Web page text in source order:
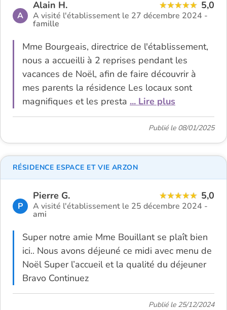
A
Alain H. 5,0
A visité l'établissement le 27 décembre 2024 -
famille
Mme Bourgeais, directrice de l'établissement,
nous a accueilli à 2 reprises pendant les
vacances de Noël, afin de faire découvrir à
mes parents la résidence Les locaux sont
magnifiques et les presta ... Lire plus
Publié le 08/01/2025
P
Pierre G. 5,0
A visité l'établissement le 25 décembre 2024 -
ami
Super notre amie Mme Bouillant se plaît bien
ici.. Nous avons déjeuné ce midi avec menu de
Noël Super l’accueil et la qualité du déjeuner
Bravo Continuez
RÉSIDENCE ESPACE ET VIE ARZON
Publié le 25/12/2024